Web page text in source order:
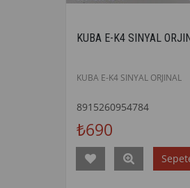
KUBA E-K4 SINYAL
KUBA E-K4 SINYAL ORJINAL
8915260954784
₺690